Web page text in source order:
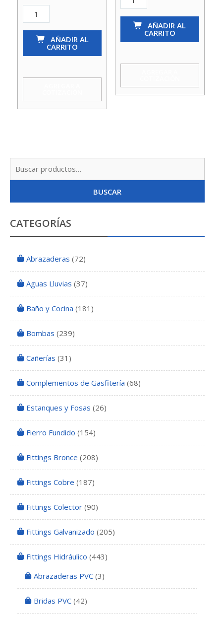
Copla
Repara.Hidr.400Mm
C/Goma
cantidad
AÑADIR AL
CARRITO
Reducción
Astral
AÑADIR AL
CARRITO
BUSCAR
CATEGORÍAS
Abrazaderas (72)
Aguas Lluvias (37)
Baño y Cocina (181)
Bombas (239)
Cañerías (31)
Complementos de Gasfitería (68)
Estanques y Fosas (26)
Fierro Fundido (154)
Fittings Bronce (208)
Fittings Cobre (187)
Fittings Colector (90)
Fittings Galvanizado (205)
Fittings Hidráulico (443)
Abrazaderas PVC (3)
Bridas PVC (42)